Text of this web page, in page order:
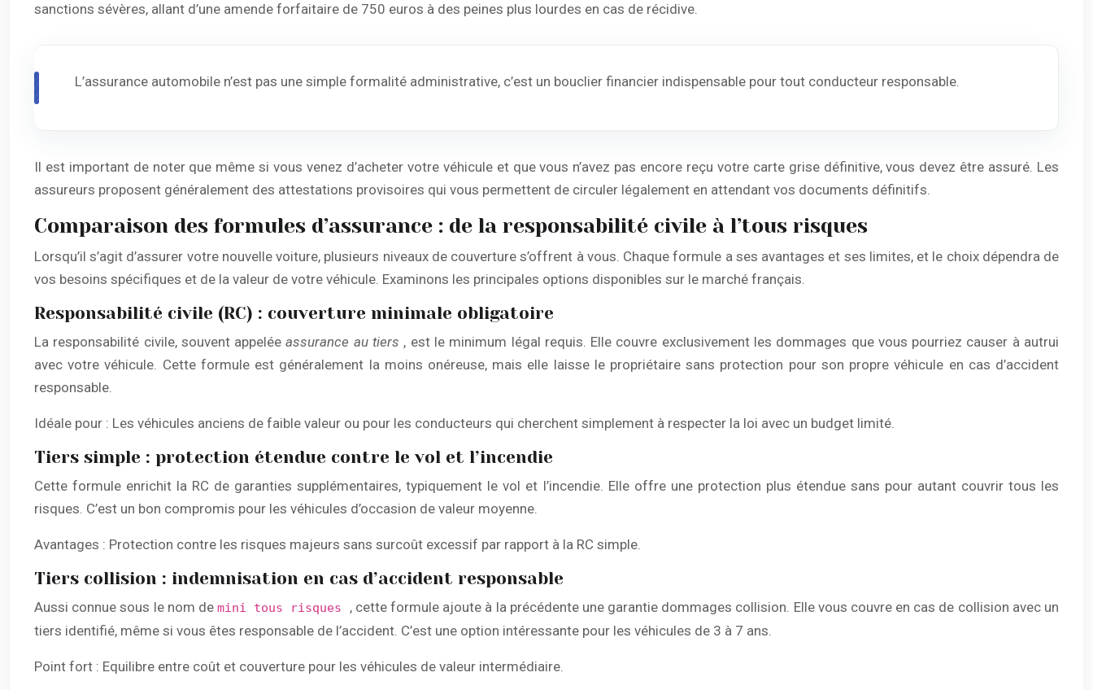
sanctions sévères, allant d’une amende forfaitaire de 750 euros à des peines plus lourdes en cas de récidive.
L’assurance automobile n’est pas une simple formalité administrative, c’est un bouclier financier indispensable pour tout conducteur responsable.
Il est important de noter que même si vous venez d’acheter votre véhicule et que vous n’avez pas encore reçu votre carte grise définitive, vous devez être assuré. Les
assureurs proposent généralement des attestations provisoires qui vous permettent de circuler légalement en attendant vos documents définitifs.
Comparaison des formules d’assurance : de la responsabilité civile à l’tous risques
Lorsqu’il s’agit d’assurer votre nouvelle voiture, plusieurs niveaux de couverture s’offrent à vous. Chaque formule a ses avantages et ses limites, et le choix dépendra de
vos besoins spécifiques et de la valeur de votre véhicule. Examinons les principales options disponibles sur le marché français.
Responsabilité civile (RC) : couverture minimale obligatoire
La responsabilité civile, souvent appeléeassurance au tiers , est le minimum légal requis. Elle couvre exclusivement les dommages que vous pourriez causer à autrui
avec votre véhicule. Cette formule est généralement la moins onéreuse, mais elle laisse le propriétaire sans protection pour son propre véhicule en cas d’accident
responsable.
Idéale pour : Les véhicules anciens de faible valeur ou pour les conducteurs qui cherchent simplement à respecter la loi avec un budget limité.
Tiers simple : protection étendue contre le vol et l’incendie
Cette formule enrichit la RC de garanties supplémentaires, typiquement le vol et l’incendie. Elle offre une protection plus étendue sans pour autant couvrir tous les
risques. C’est un bon compromis pour les véhicules d’occasion de valeur moyenne.
Avantages : Protection contre les risques majeurs sans surcoût excessif par rapport à la RC simple.
Tiers collision : indemnisation en cas d’accident responsable
Aussi connue sous le nom demini tous risques , cette formule ajoute à la précédente une garantie dommages collision. Elle vous couvre en cas de collision avec un
tiers identifié, même si vous êtes responsable de l’accident. C’est une option intéressante pour les véhicules de 3 à 7 ans.
Point fort : Equilibre entre coût et couverture pour les véhicules de valeur intermédiaire.